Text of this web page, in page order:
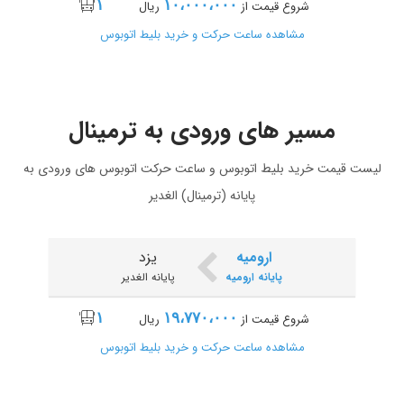
شروع قیمت از ۱۰،۰۰۰،۰۰۰ ریال ۱
مشاهده ساعت حرکت و خرید بلیط اتوبوس
یزد
پایانه الغدیر
چذابه ( چزابه )
پایانه چذابه (چزابه)
شروع قیمت از ۳۱،۰۰۰،۰۰۰ ریال
یزد شلمچه
مسیر های ورودی به ترمینال
لیست قیمت خرید بلیط اتوبوس و ساعت حرکت اتوبوس های ورودی به
پایانه (ترمینال) الغدیر
ارومیه
پایانه ارومیه
یزد
پایانه الغدیر
شروع قیمت از ۱۹،۷۷۰،۰۰۰ ریال ۱
مشاهده ساعت حرکت و خرید بلیط اتوبوس